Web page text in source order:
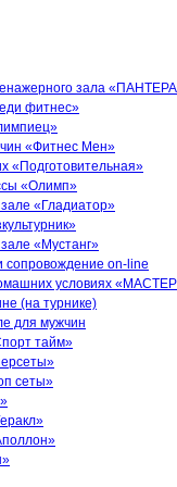
зала
фитнес»
«Фитнес Мен»
«Подготовительная»
«Олимп»
«Гладиатор»
«Мустанг»
сопровождение on-line
условиях
(на турнике)
для мужчин
тайм»
сеты»